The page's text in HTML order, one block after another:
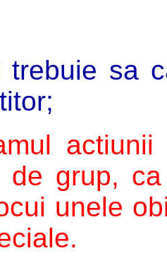
trebuie sa
de grup,
unele